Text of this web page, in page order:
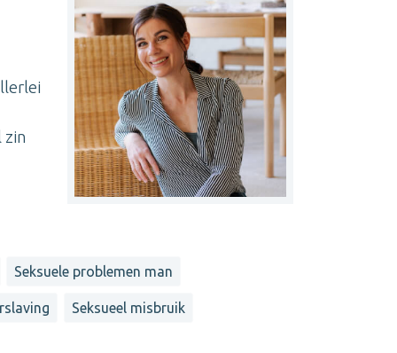
Seksuele problemen man
Seksueel misbruik